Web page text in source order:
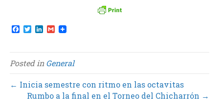
F
e
b
o
o
k
T
t
t
e
r
L
k
e
d
I
n
G
i
l
Posted inGeneral
← Inicia semestre con ritmo en las octavitas
Rumbo a la final en el Torneo del Chicharrón →